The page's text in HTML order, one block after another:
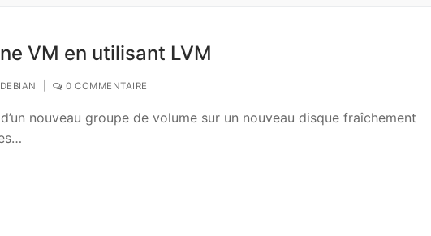
VM en utilisant LVM
DEBIAN 0 COMMENTAIRE
nouveau groupe de volume sur un nouveau disque fraîchement